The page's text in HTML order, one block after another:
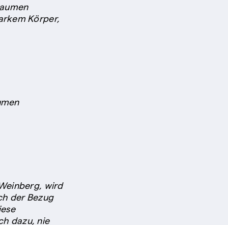
Körper,
wird
der Bezug
dazu, nie